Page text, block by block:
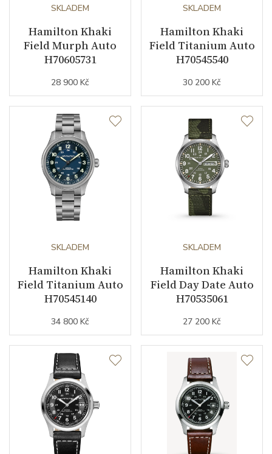
Barva číselníku
Řemínek / Spona
Materiál řemínku nerezová ocel
Barva řemínku ocelový tah
Doplňující údaje
Záruční doba
nepodnikatelé (měsíců)
SKLADEM
Hamilton Khaki
Field Murph Auto
H70605731
28 900 Kč
SKLADEM
Hamilton Khaki
Field Titanium Auto
H70545540
30 200 Kč
SKLADEM
Hamilton Khaki
Field Titanium Auto
H70545140
34 800 Kč
SKLADEM
Hamilton Khaki
Field Day Date Auto
H70535061
27 200 Kč